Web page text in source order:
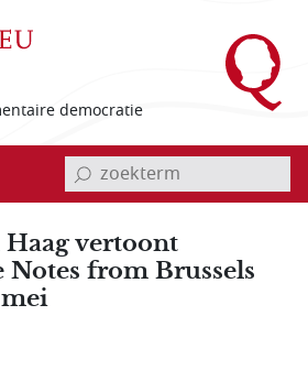
democratie
invoerveld zoekterm
vertoont
from Brussels
mei